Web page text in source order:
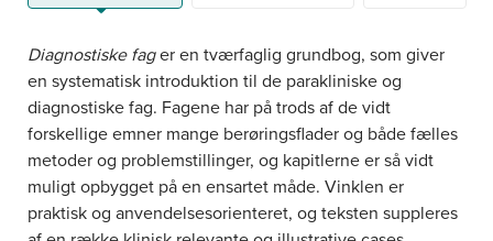
Diagnostiske fager en tværfaglig grundbog, som giver
en systematisk introduktion til de parakliniske og
diagnostiske fag. Fagene har på trods af de vidt
forskellige emner mange berøringsflader og både fælles
metoder og problemstillinger, og kapitlerne er så vidt
muligt opbygget på en ensartet måde. Vinklen er
praktisk og anvendelsesorienteret, og teksten suppleres